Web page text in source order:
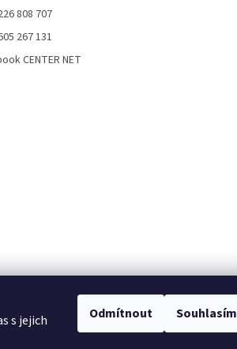
s jejich
Odmítnout Souhlasím
808 707
267 131
CENTER NET
Citytourguide.at Peltor.com